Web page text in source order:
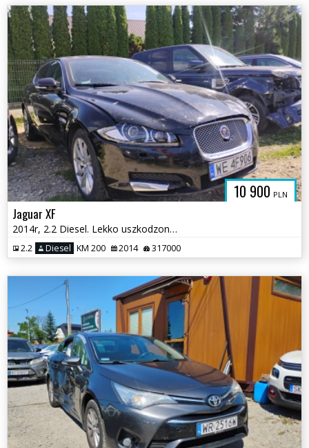
10 900 PLN
Jaguar XF
2014r, 2.2 Diesel. Lekko uszkodzony przód.
2.2 Diesel KM 200 2014 317000